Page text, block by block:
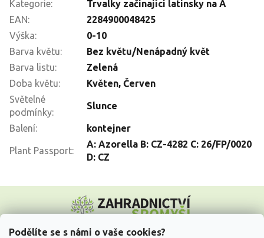
Podělíte se s námi o vaše cookies?
Kategorie:
Trvalky začínající latinsky na A
EAN:
2284900048425
Výška:
0-10
Barva květu:
Bez květu/Nenápadný květ
Barva listu:
Zelená
Doba květu: Květen, Červen
Světelné
podmínky:
Slunce
Balení: kontejner
Plant Passport:
A: Azorella B: CZ-4282 C: 26/FP/0020
D: CZ
p